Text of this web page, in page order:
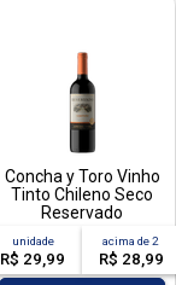
Concha y Toro Vinho
Tinto Chileno Seco
Reservado
Carmenere - 750 ml
unidade
R$ 29,99
acima de2
R$ 28,99